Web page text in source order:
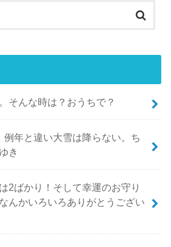
そんな時は？おうちで？
年と違い大雪は降らない。ち
き
2ばかり！そして幸運のお守り
んかいろいろありがとうござい